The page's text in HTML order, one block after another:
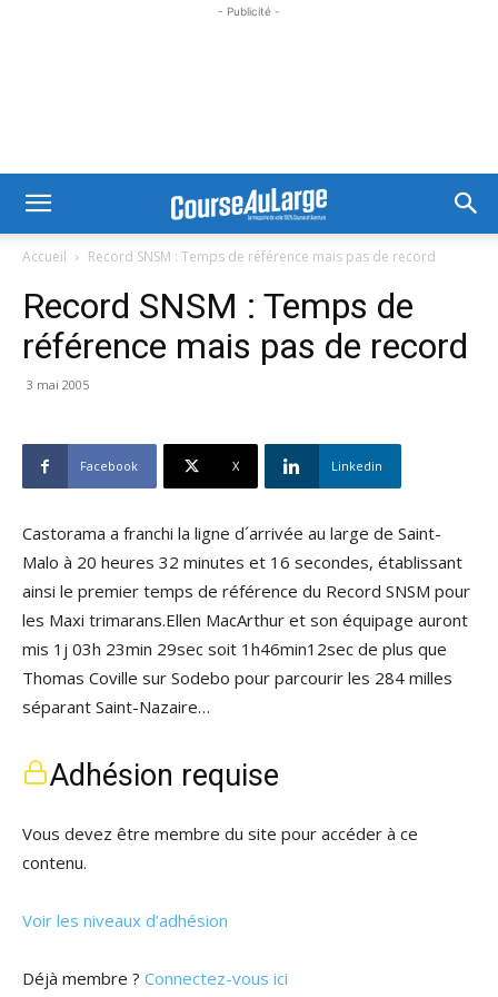
- Publicité -
Accueil Record SNSM : Temps de référence mais pas de record
Record SNSM : Temps de
référence mais pas de record
3 mai 2005
Facebook X Linkedin
Castorama a franchi la ligne d´arrivée au large de Saint-
Malo à 20 heures 32 minutes et 16 secondes, établissant
ainsi le premier temps de référence du Record SNSM pour
les Maxi trimarans.Ellen MacArthur et son équipage auront
mis 1j 03h 23min 29sec soit 1h46min12sec de plus que
Thomas Coville sur Sodebo pour parcourir les 284 milles
séparant Saint-Nazaire…
Adhésion requise
Vous devez être membre du site pour accéder à ce
contenu.
Voir les niveaux d’adhésion
Déjà membre ? Connectez-vous ici